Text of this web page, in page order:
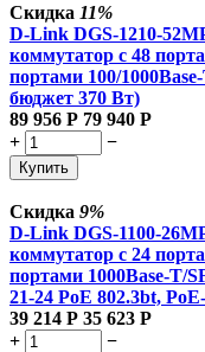
Скидка 11%
D-Link DGS-1210-
коммутатор с 48
портами 100/
бюджет 370 Вт)
89 956 Р 79 940 Р
+
−
Купить
Скидка 9%
D-Link DGS-1100-
коммутатор с 24
портами 1000Base-T/
21-24 PoE 802.3bt,
39 214 Р 35 623 Р
+
−